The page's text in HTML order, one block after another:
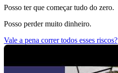
Posso ter que começar tudo do zero.
Posso perder muito dinheiro.
Vale a pena correr todos esses riscos?